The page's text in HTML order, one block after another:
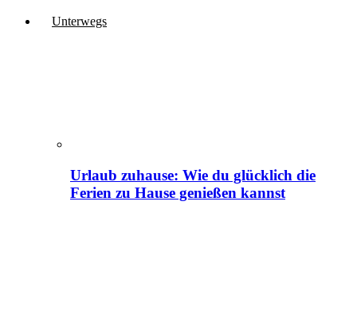
Unterwegs
Urlaub zuhause: Wie du glücklich die
Ferien zu Hause genießen kannst